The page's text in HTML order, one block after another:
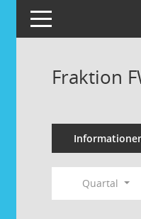
Toggle navigation
Fraktion
Quartal